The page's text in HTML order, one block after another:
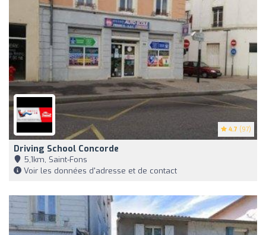
4.7 (97)
Driving School Concorde
5,1km, Saint-Fons
Voir les données d'adresse et de contact